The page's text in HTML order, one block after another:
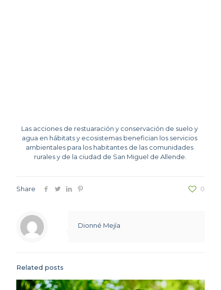
Las acciones de restuaración y conservación de suelo y
agua en hábitats y ecosistemas benefician los servicios
ambientales para los habitantes de las comunidades
rurales y de la ciudad de San Miguel de Allende.
Share 0
Dionné Mejía
Related posts